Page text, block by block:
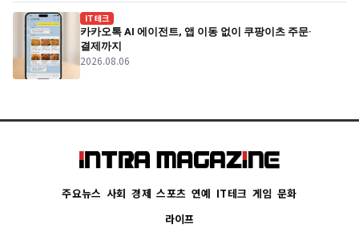
IT테크
카카오톡 AI 에이전트, 앱 이동 없이 쿠팡이츠 주문·
결제까지
2026.08.06
주요뉴스 사회 경제 스포츠 연예 IT테크 게임 문화
라이프